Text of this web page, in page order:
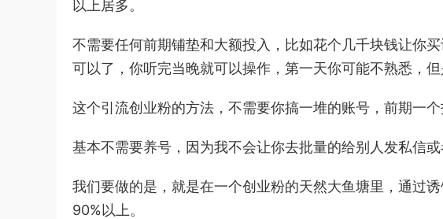
以上居多。
不需要任何前期铺垫和大额投入，比如花个几千块钱让你
可以了，你听完当晚就可以操作，第一天你可能不熟悉，
这个引流创业粉的方法，不需要你搞一堆的账号，前期一
基本不需要养号，因为我不会让你去批量的给别人发私信
我们要做的是，就是在一个创业粉的天然大鱼塘里，通过
90%以上。